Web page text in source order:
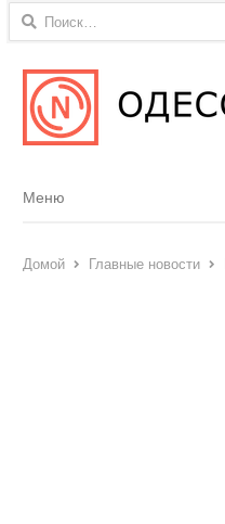
Найти:
Menu
Меню
Домой Главные новости